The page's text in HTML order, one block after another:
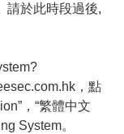
請於此時段過後,
，點
，“繁體中文
System。